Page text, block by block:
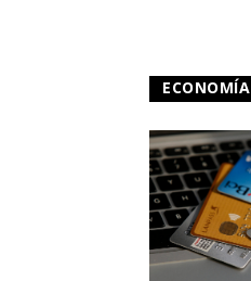
ECONOMÍA